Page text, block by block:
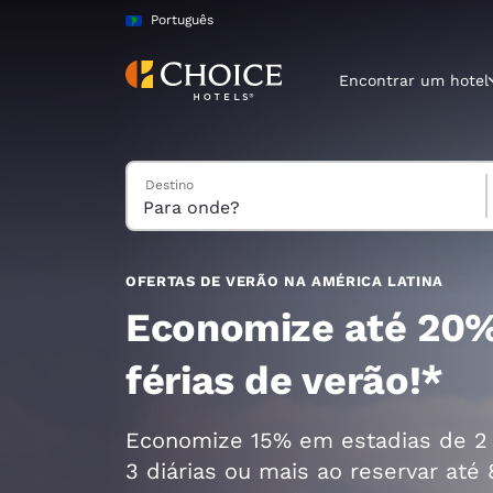
Pular Para Conteúdo Principal
Português
Região e
América
Selecione o
Américas
English
Português
Encontrar um hotel
Pesquisar hotéis
Destino
OFERTAS DE VERÃO NA AMÉRICA LATINA
Economize até
férias de verão!*
Economize 15% em estadias de
3 diárias ou mais ao reservar até